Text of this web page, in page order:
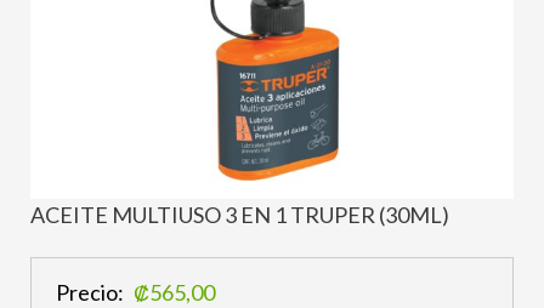
ACEITE MULTIUSO 3 EN 1 TRUPER (30ML)
Precio: ₡565,00